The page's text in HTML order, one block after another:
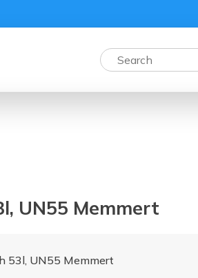
UN55 Memmert
53l, UN55 Memmert